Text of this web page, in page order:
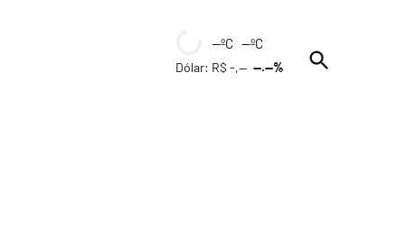
--ºC --ºC
Dólar: R$ -,----.--%
Open
Search